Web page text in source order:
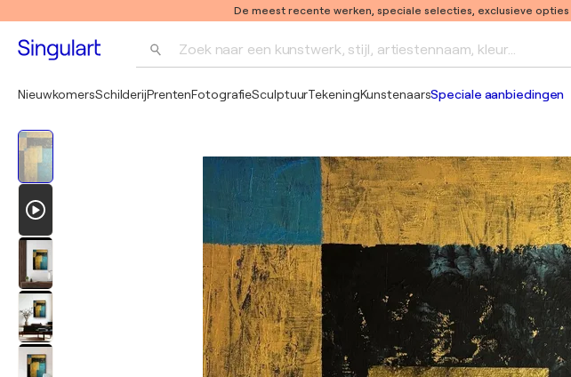
De meest recente werken, speciale selecties, exclusieve opties
Zoek naar een kunstwerk, stijl, artiestennaam, kleur...
NieuwkomersSchilderijPrentenFotografieSculptuurTekeningKunstenaarsSpeciale aanbiedingen